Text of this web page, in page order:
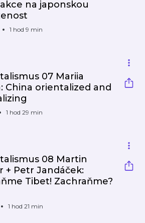
na japonskou
1 hod 9 min
07 Mariia
China orientalized and
1 hod 29 min
08 Martin
+ Petr Jandáček:
Tibet! Zachraňme?
1 hod 21 min